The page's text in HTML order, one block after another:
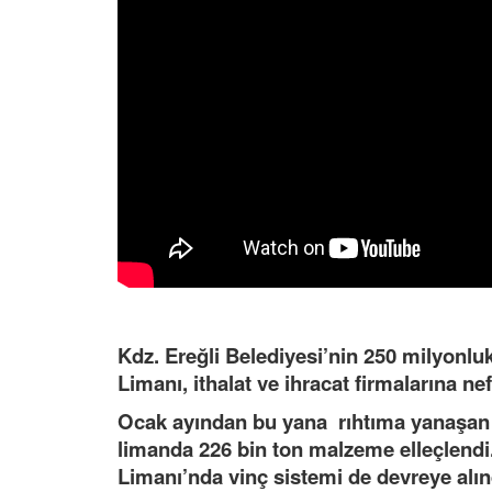
Kdz. Ereğli Belediyesi’nin 250
Limanı, ithalat ve ihracat firmalarına
Ocak ayından bu yana rıhtıma
limanda 226 bin ton malzeme
Limanı’nda vinç sistemi de devreye